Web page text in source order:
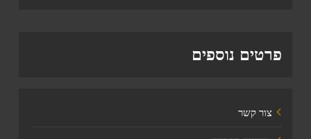
פרטים נוספים
צור קשר